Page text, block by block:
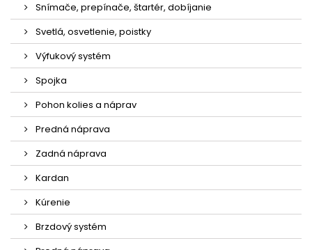
Snímače, prepínače, štartér, dobíjanie
Svetlá, osvetlenie, poistky
Výfukový systém
Spojka
Pohon kolies a náprav
Predná náprava
Zadná náprava
Kardan
Kúrenie
Brzdový systém